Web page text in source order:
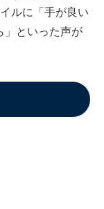
ルに「手が良い
」といった声が